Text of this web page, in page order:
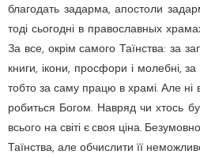
благодать задарма, апостоли
тоді сьогодні в православных
За все, окрім самого Таїнства: за
книги, ікони, просфори і молебні,
тобто за саму працю в храмі. Але
робиться Богом. Навряд чи хтось
всього на світі є своя ціна.
Таїнства, але обчислити її